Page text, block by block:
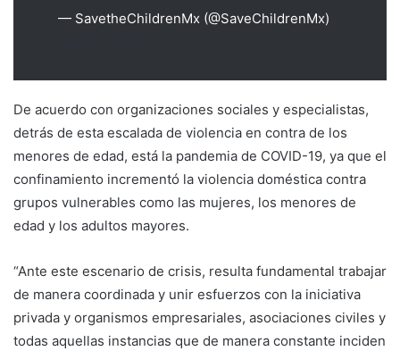
— SavetheChildrenMx (@SaveChildrenMx)
De acuerdo con organizaciones sociales y especialistas,
detrás de esta escalada de violencia en contra de los
menores de edad, está la pandemia de COVID-19, ya que el
confinamiento incrementó la violencia doméstica contra
grupos vulnerables como las mujeres, los menores de
edad y los adultos mayores.
“Ante este escenario de crisis, resulta fundamental trabajar
de manera coordinada y unir esfuerzos con la iniciativa
privada y organismos empresariales, asociaciones civiles y
todas aquellas instancias que de manera constante inciden